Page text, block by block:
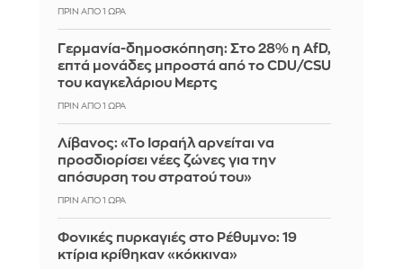
ΠΡΙΝ ΑΠΌ 1 ΏΡΑ
Γερμανία-δημοσκόπηση: Στο 28% η AfD,
επτά μονάδες μπροστά από το CDU/CSU
του καγκελάριου Μερτς
ΠΡΙΝ ΑΠΌ 1 ΏΡΑ
Λίβανος: «Το Ισραήλ αρνείται να
προσδιορίσει νέες ζώνες για την
απόσυρση του στρατού του»
ΠΡΙΝ ΑΠΌ 1 ΏΡΑ
Φονικές πυρκαγιές στο Ρέθυμνο: 19
κτίρια κρίθηκαν «κόκκινα»